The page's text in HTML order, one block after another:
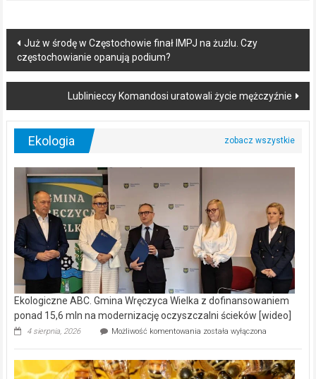
Post
navigation
Już w środę w Częstochowie finał IMPJ na żużlu. Czy
częstochowianie opanują podium?
Lublinieccy Komandosi uratowali życie mężczyźnie
Ekologia
Ekologiczne ABC. Gmina Wręczyca Wielka z dofinansowaniem
ponad 15,6 mln na modernizację oczyszczalni ścieków [wideo]
4 sierpnia, 2026 Możliwość komentowania Ekologiczne
Wręczyca
Wielka
została wyłączona